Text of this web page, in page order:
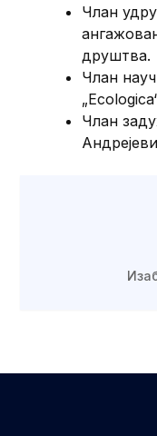
Члан
друштва.
Члан
Члан